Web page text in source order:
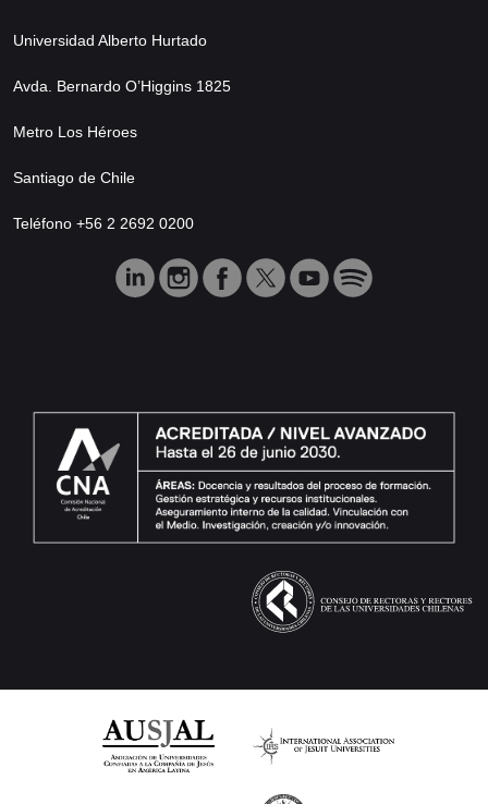
Universidad Alberto Hurtado
Avda. Bernardo O’Higgins 1825
Metro Los Héroes
Santiago de Chile
Teléfono +56 2 2692 0200